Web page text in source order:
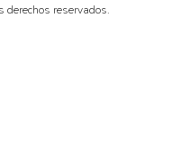
derechos reservados.